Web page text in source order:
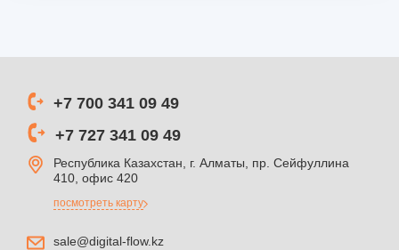
+7 700 341 09 49
+7 727 341 09 49
Республика Казахстан, г. Алматы, пр. Сейфуллина
410, офис 420
посмотреть карту
sale@digital-flow.kz